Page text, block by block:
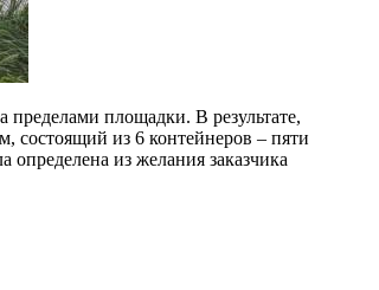
пределами площадки. В результате,
состоящий из 6 контейнеров – пяти
из желания заказчика